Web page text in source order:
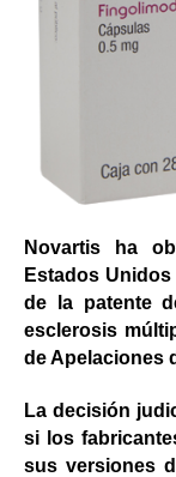
Novartis ha
Estados
de la patente
esclerosis
de Apelaciones
La decisión
si los
sus versiones